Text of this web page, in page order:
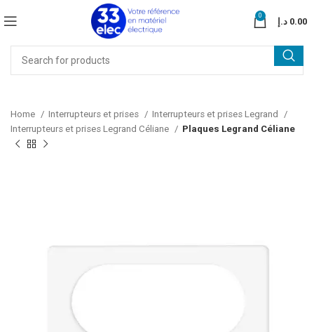
0
0.00 د.إ
Home Interrupteurs et prises
Interrupteurs et prises Legrand
Interrupteurs et prises Legrand Céliane
Plaques Legrand Céliane